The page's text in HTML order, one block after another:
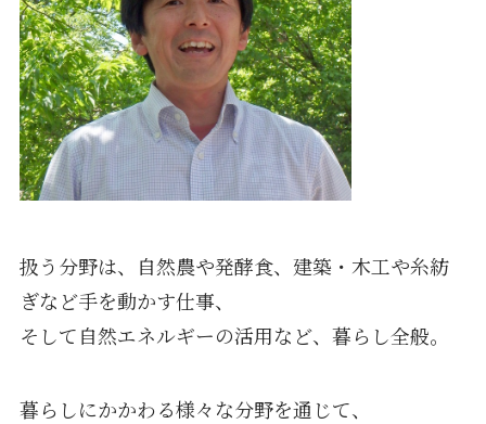
扱う分野は、自然農や発酵食、建築・木工や糸紡
ぎなど手を動かす仕事、
そして自然エネルギーの活用など、暮らし全般。
暮らしにかかわる様々な分野を通じて、